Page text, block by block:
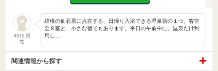
40代 男
性
箱根の仙石原に点在する、日帰り入浴できる温泉宿の１つ。客室
全８室と、小さな宿でもあります。平日の午前中に、温泉だけ利
用し…
関連情報から探す